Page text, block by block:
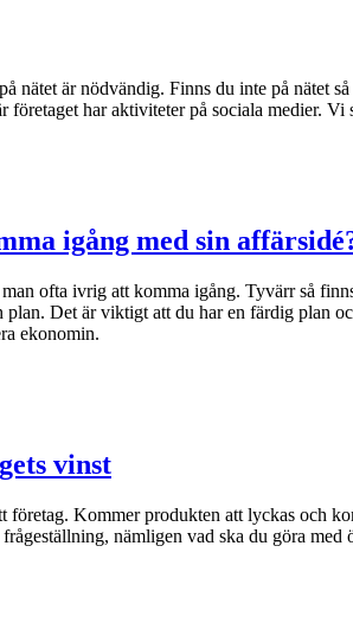
nätet är nödvändig. Finns du inte på nätet
företaget har aktiviteter på sociala medier.
igång med sin
ofta ivrig att komma igång. Tyvärr så
plan. Det är viktigt att du har en färdig
ekonomin.
vinst
Kommer produkten att lyckas och
nämligen vad ska du göra med